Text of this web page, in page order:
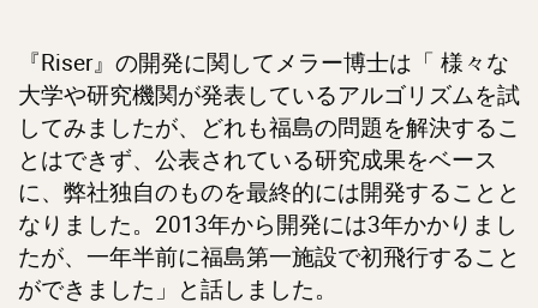
『Riser』の開発に関してメラー博士は「 様々な
大学や研究機関が発表しているアルゴリズムを試
してみましたが、どれも福島の問題を解決するこ
とはできず、公表されている研究成果をベース
に、弊社独自のものを最終的には開発することと
なりました。2013年から開発には3年かかりまし
たが、一年半前に福島第一施設で初飛行すること
ができました」と話しました。